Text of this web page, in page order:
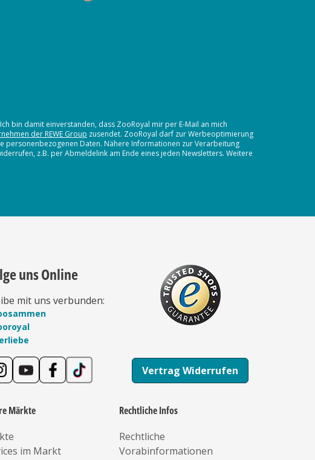
bin damit einverstanden, dass ZooRoyal mir per E-Mail an mich
der REWE Group zusendet. ZooRoyal darf zur Werbeoptimierung
personenbezogenen Daten. Nähere Informationen zur Verarbeitung
z.B. per Abmeldelink am Ende eines jeden Newsletters. Weitere
uns Online
mit uns verbunden:
Vertrag Widerrufen
Märkte
im Markt
Rechtliche Infos
Rechtliche
Vorabinformationen